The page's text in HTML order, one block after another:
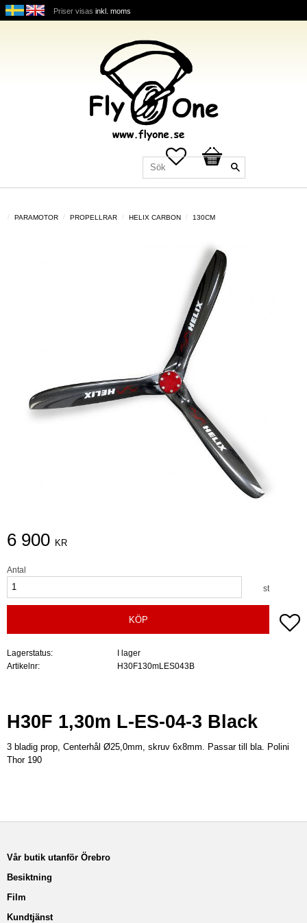
Priser visas inkl. moms
Favoriter
Kundvagn
PARAMOTOR PROPELLRAR HELIX CARBON 130CM
6 900 KR
Antal
st
KÖP
Lagerstatus
I lager
Artikelnr
H30F130mLES043B
H30F 1,30m L-ES-04-3 Black
3 bladig prop, Centerhål Ø25,0mm, skruv 6x8mm. Passar till bla. Polini
Thor 190
Vår butik utanför Örebro
Besiktning
Film
Kundtjänst